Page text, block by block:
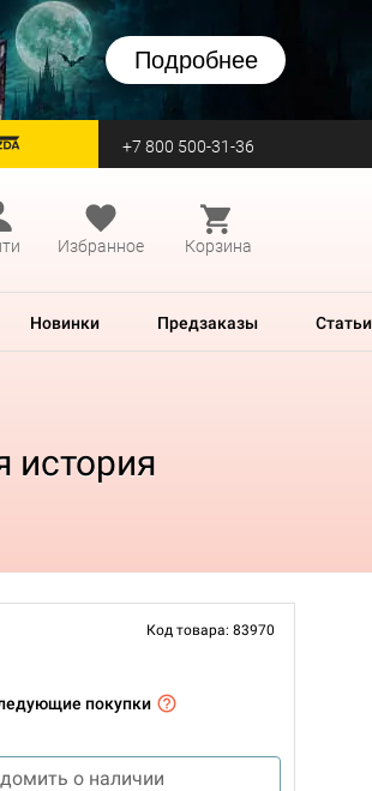
Подробнее
перейти на Zvezda +7 800 500-31-36
Избранное Корзина
Новинки Предзаказы Статьи
история
Код товара: 83970
покупки
о наличии